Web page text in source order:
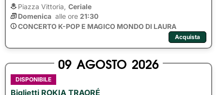
Piazza Vittoria, Ceriale
Domenica alle ore 21:30
CONCERTO K-POP E MAGICO MONDO DI LAURA
Acquista
09 AGOSTO 2026
DISPONIBILE
Biglietti ROKIA TRAORÉ